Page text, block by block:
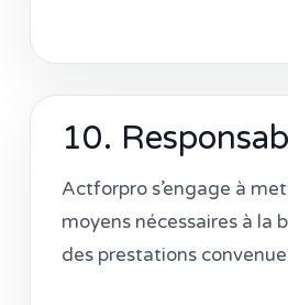
10.
Actforpro s’engage à
moyens nécessaires à la
des prestations